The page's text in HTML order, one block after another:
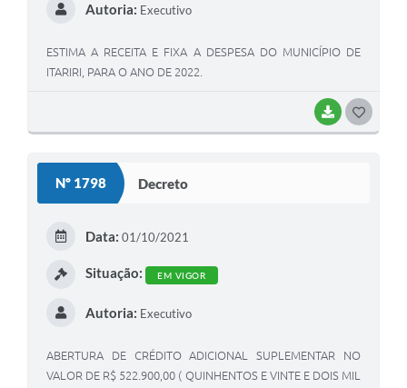
BAIXAR
Autoria: Executivo
ESTIMA A RECEITA E FIXA A DESPESA DO MUNICÍPIO DE
ITARIRI, PARA O ANO DE 2022.
Nº 1798 Decreto
Data: 01/10/2021
Situação: EM VIGOR
Autoria: Executivo
ABERTURA DE CRÉDITO ADICIONAL SUPLEMENTAR NO
VALOR DE R$ 522.900,00 ( QUINHENTOS E VINTE E DOIS MIL